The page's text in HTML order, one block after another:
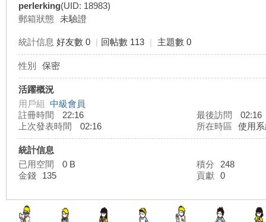
外
perlerking(UID: 18983)
郵箱狀態 未驗證
統計信息 好友數 0 | 回帖數 113 | 主題數 0
性別 保密
活躍概況
用戶組 中級會員
註冊時間
22:16 最後訪問
02:16
上次發表時間
02:16 所在時區 使用
統計信息
已用空間
0 B 積分
248
金錢
135 貢獻 0